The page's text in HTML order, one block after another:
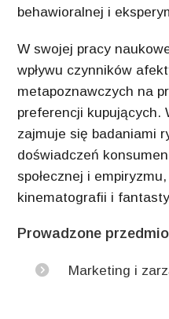
behawioralnej i
W swojej pracy
wpływu czynników
metapoznawczych na
preferencji kupujących.
zajmuje się badaniami
doświadczeń
społecznej i
kinematografii i
Prowadzone
Marketing i